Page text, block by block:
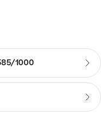
1000